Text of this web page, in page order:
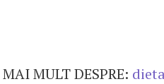
MAI MULT DESPRE: dieta